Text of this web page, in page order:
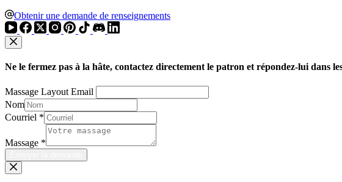
Obtenir une demande de renseignements
Ne le fermez pas à la hâte, contactez directement le patron et répondez-lui dans
Massage Layout Email
Nom
Courriel *
Massage *